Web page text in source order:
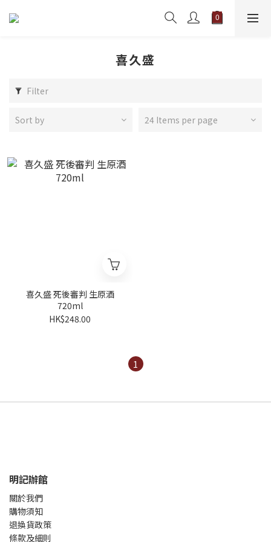
喜久盛
Filter
Sort by 24 Items per page
喜久盛 死後審判 生原酒
720ml
HK$248.00
1
明記辦館
關於我們
購物須知
退換貨政策
條款及細則